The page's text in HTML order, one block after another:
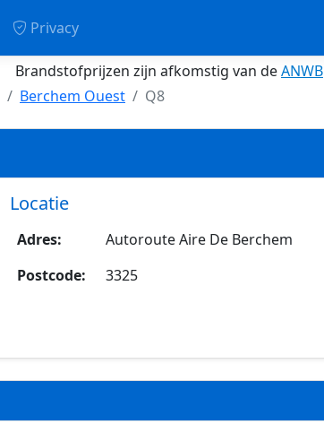
Privacy
Brandstofprijzen zijn afkomstig van deANWB
Berchem Ouest Q8
Locatie
Adres:
Autoroute Aire De Berchem
Postcode:
3325